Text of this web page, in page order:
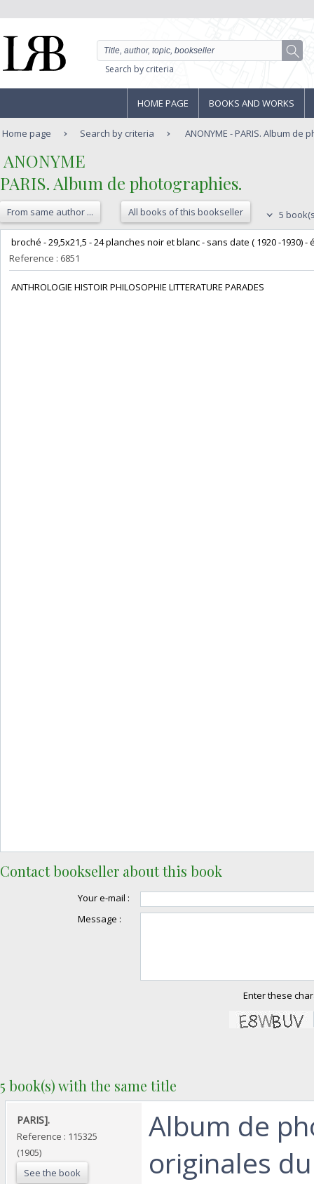
Search by criteria
HOME PAGE BOOKS AND WORKS
Home page Search by criteria ANONYME - PARIS. Album de
‎ ANONYME‎
‎PARIS. Album de photographies. ‎
From same author ... All books of this bookseller 5
broché - 29,5x21,5 - 24 planches noir et blanc - sans date ( 1920 -1930) -
Reference : 6851
‎ ANTHROLOGIE HISTOIR PHILOSOPHIE LITTERATURE PARADES‎
Contact bookseller about this book
Your e-mail :
Message :
Enter these
5 book(s) with the same title
‎PARIS].‎
Reference : 115325
(1905)
See the book
‎Album de
originales